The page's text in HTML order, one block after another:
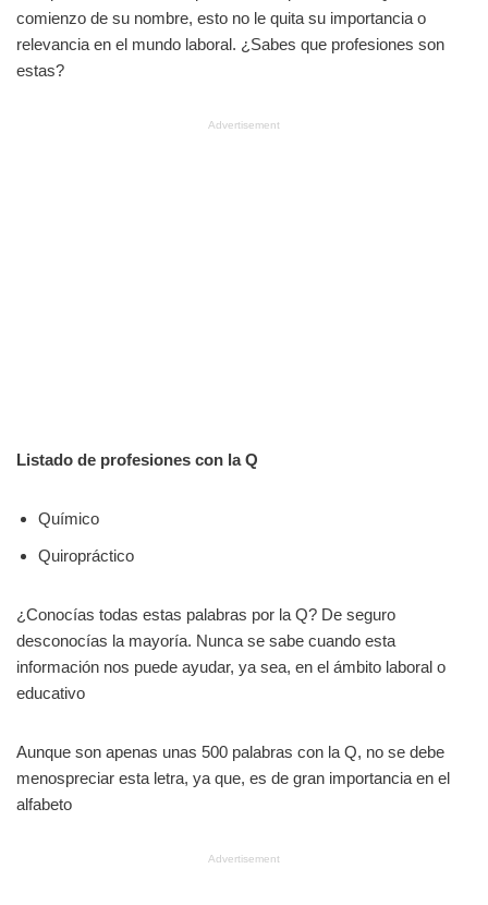
comienzo de su nombre, esto no le quita su importancia o
relevancia en el mundo laboral. ¿Sabes que profesiones son
estas?
Advertisement
Listado de profesiones con la Q
Químico
Quiropráctico
¿Conocías todas estas palabras por la Q? De seguro
desconocías la mayoría. Nunca se sabe cuando esta
información nos puede ayudar, ya sea, en el ámbito laboral o
educativo
Aunque son apenas unas 500 palabras con la Q, no se debe
menospreciar esta letra, ya que, es de gran importancia en el
alfabeto
Advertisement